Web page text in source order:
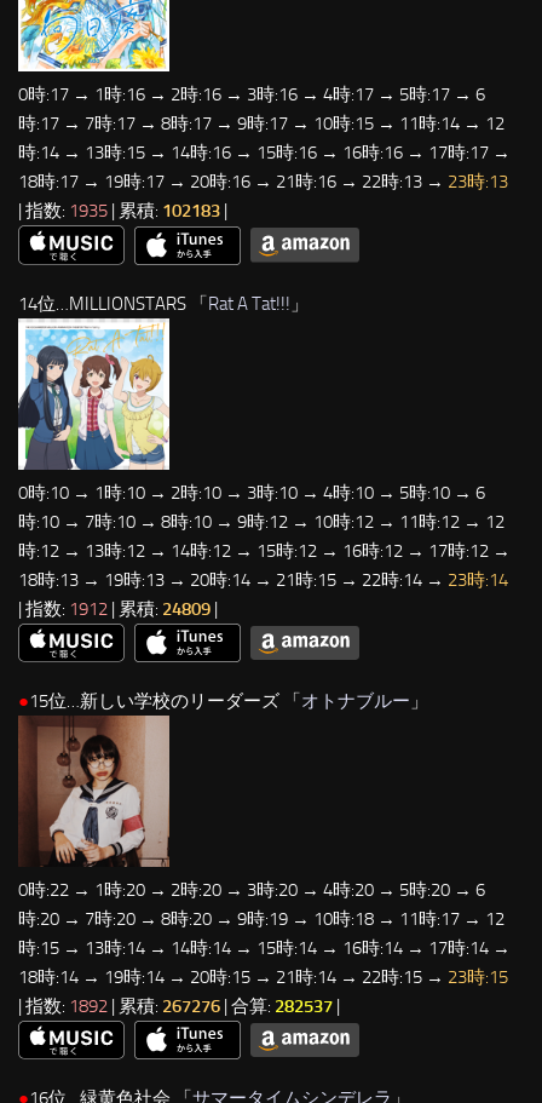
0時:17 → 1時:16 → 2時:16 → 3時:16 → 4時:17 → 5時:17 → 6
時:17 → 7時:17 → 8時:17 → 9時:17 → 10時:15 → 11時:14 → 12
時:14 → 13時:15 → 14時:16 → 15時:16 → 16時:16 → 17時:17 →
18時:17 → 19時:17 → 20時:16 → 21時:16 → 22時:13 → 23時:13
| 指数: 1935 | 累積: 102183
14位…MILLIONSTARS 「Rat A Tat!!! 」
0時:10 → 1時:10 → 2時:10 → 3時:10 → 4時:10 → 5時:10 → 6
時:10 → 7時:10 → 8時:10 → 9時:12 → 10時:12 → 11時:12 → 12
時:12 → 13時:12 → 14時:12 → 15時:12 → 16時:12 → 17時:12 →
18時:13 → 19時:13 → 20時:14 → 21時:15 → 22時:14 → 23時:14
| 指数: 1912 | 累積: 24809 |
●15位…新しい学校のリーダーズ 「オトナブルー 」
0時:22 → 1時:20 → 2時:20 → 3時:20 → 4時:20 → 5時:20 → 6
時:20 → 7時:20 → 8時:20 → 9時:19 → 10時:18 → 11時:17 → 12
時:15 → 13時:14 → 14時:14 → 15時:14 → 16時:14 → 17時:14 →
18時:14 → 19時:14 → 20時:15 → 21時:14 → 22時:15 → 23時:15
| 指数: 1892 | 累積: 267276 | 合算: 282537 |
●16位…緑黄色社会 「サマータイムシンデレラ 」